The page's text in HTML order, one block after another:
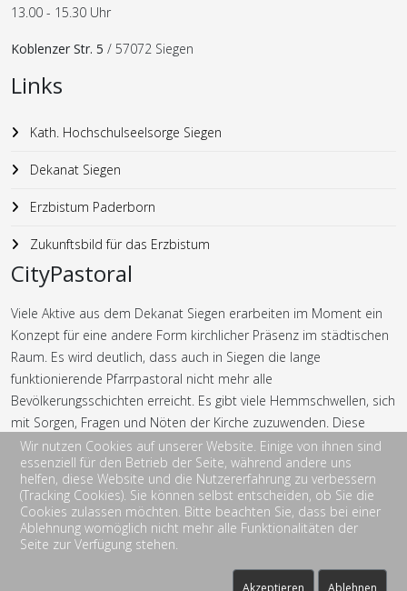
13.00 - 15.30 Uhr
Koblenzer Str. 5 / 57072 Siegen
Links
Kath. Hochschulseelsorge Siegen
Dekanat Siegen
Erzbistum Paderborn
Zukunftsbild für das Erzbistum
CityPastoral
Viele Aktive aus dem Dekanat Siegen erarbeiten im Moment ein
Konzept für eine andere Form kirchlicher Präsenz im städtischen
Raum. Es wird deutlich, dass auch in Siegen die lange
funktionierende Pfarrpastoral nicht mehr alle
Bevölkerungsschichten erreicht. Es gibt viele Hemmschwellen, sich
mit Sorgen, Fragen und Nöten der Kirche zuzuwenden. Diese
Hemmschwellen möchte die CityPastoral abbauen bzw. gar nicht
erst entstehen lassen.
Wir nutzen Cookies auf unserer Website. Einige von ihnen sind
essenziell für den Betrieb der Seite, während andere uns
helfen, diese Website und die Nutzererfahrung zu verbessern
(Tracking Cookies). Sie können selbst entscheiden, ob Sie die
Cookies zulassen möchten. Bitte beachten Sie, dass bei einer
Ablehnung womöglich nicht mehr alle Funktionalitäten der
Seite zur Verfügung stehen.
Akzeptieren Ablehnen